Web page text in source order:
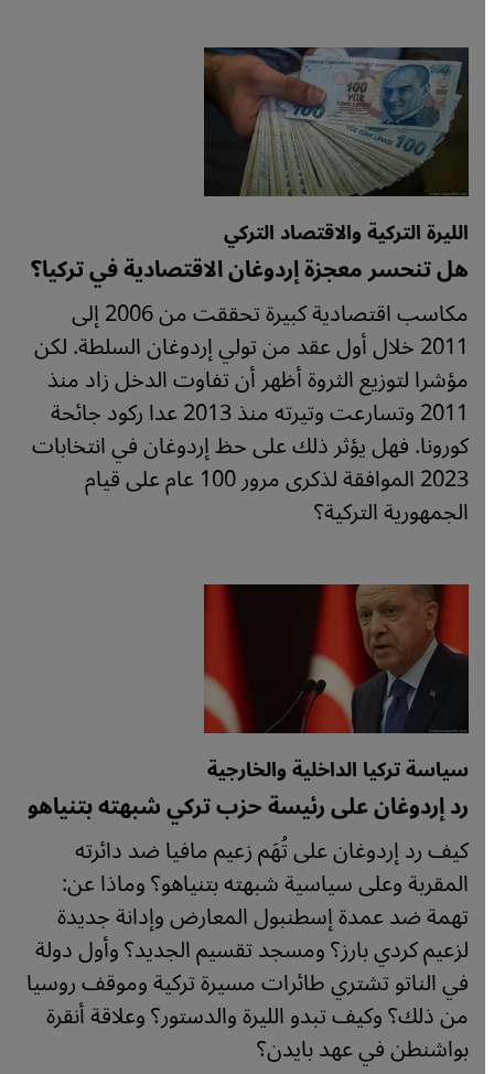
الليرة التركية والاقتصاد التركي
هل تنحسر معجزة إردوغان الاقتصادية في تركيا؟
مكاسب اقتصادية كبيرة تحققت من 2006 إلى
2011 خلال أول عقد من تولي إردوغان السلطة. لكن
مؤشرا لتوزيع الثروة أظهر أن تفاوت الدخل زاد منذ
2011 وتسارعت وتيرته منذ 2013 عدا ركود جائحة
كورونا. فهل يؤثر ذلك على حظ إردوغان في انتخابات
2023 الموافقة لذكرى مرور 100 عام على قيام
الجمهورية التركية؟
سياسة تركيا الداخلية والخارجية
رد إردوغان على رئيسة حزب تركي شبهته بتنياهو
كيف رد إردوغان على تُهَم زعيم مافيا ضد دائرته
المقربة وعلى سياسية شبهته بتنياهو؟ وماذا عن:
تهمة ضد عمدة إسطنبول المعارض وإدانة جديدة
لزعيم كردي بارز؟ ومسجد تقسيم الجديد؟ وأول دولة
في الناتو تشتري طائرات مسيرة تركية وموقف روسيا
من ذلك؟ وكيف تبدو الليرة والدستور؟ وعلاقة أنقرة
بواشنطن في عهد بايدن؟